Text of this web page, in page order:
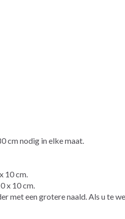
cm nodig in elke maat.
10 cm.
x 10 cm.
met een grotere naald. Als u te